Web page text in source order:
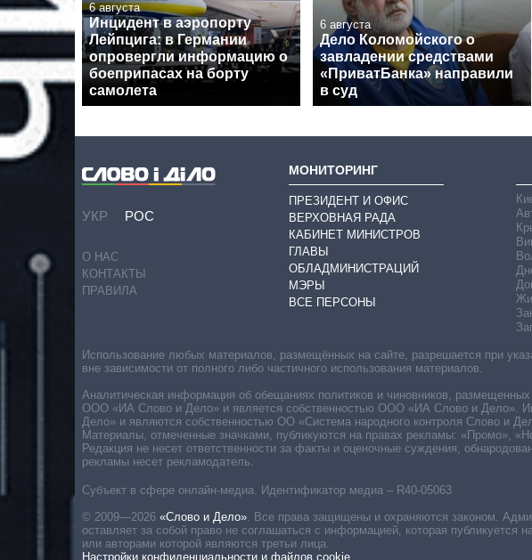
6 августа
Инцидент в аэропорту
Лейпцига: в Германии
опровергли информацию о
боеприпасах на борту
самолета
6 августа
Дело Коломойского о
завладении средствами
«ПриватБанка» направили
в суд
УКР РОС
О НАС
КОНТАКТЫ
ПРАВИЛА
МОНИТОРИНГ
ПРЕЗИДЕНТ И ОФИС
ВЕРХОВНАЯ РАДА
КАБИНЕТ МИНИСТРОВ
ГЛАВЫ
ОБЛАДМИНИСТРАЦИЙ
МЭРЫ
ВСЕ ПЕРСОНЫ
Субъект в сфере онлайн-медиа. Идентификатор медиа – R40-05063
© 2009—2026 «Слово и Дело»
Все права защищены и охраняются законом.
оставляет за собой право не соглашаться с информацией, которая публикуется
или авторами которой являются третьи лица.
Настройки конфиденциальности и файлов cookie
Использование любых материалов, размещённых на сайте, разрешается при
вне зависимости от полного либо частичного использования материалов.
Аналитическая информация об обещаниях политиков и чиновников,
ООО «ИА Слово и Дело» и является собственностью ООО «ИА Слово и Дело».
Дело» и являются собственностью ОО «Система народного контроля Слово и
Материалы, отмеченные значками, публикуются на правах рекламы: «Промо»,
Редакция не несет ответственности за факты и оценочные суждения,
рекламы несет рекламодатель.